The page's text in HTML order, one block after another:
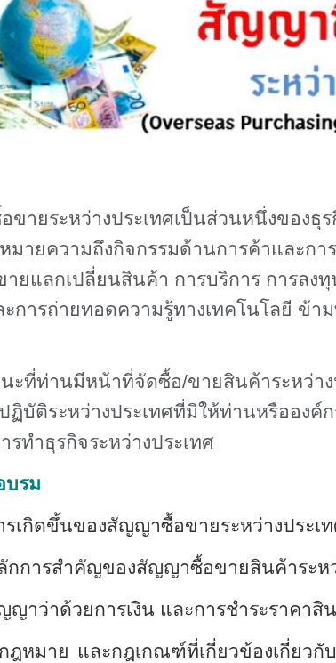
ขายระหว่างประเทศเป็นส่วนหนึ่งของธุ
มายความถึงกิจกรรมด้านการค้าและก
ยแลกเปลี่ยนสินค้า การบริการ การลง
ะการถ่ายทอดความรู้ทางเทคโนโลยี ข้า
ะที่ท่านมีหน้าที่จัดซื้อ/ขายสินค้าระหว่าง
บัติระหว่างประเทศที่มิให้ท่านหรือองค์
รทำธุรกิจระหว่างประเทศ
บรม
รเกิดขึ้นของสัญญาซื้อขายระหว่างประเ
กการสำคัญของสัญญาซื้อขายสินค้าระหว่
ญาว่าด้วยการเงิน และการชำระราคาสิ
กฎหมาย และกฎเกณฑ์ที่เกี่ยวข้องเกี่ยวกั